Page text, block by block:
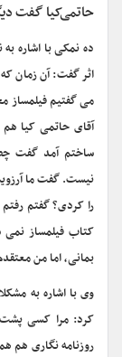
حاتمی‌کیا گفت
ده نمکی با اشاره
اثر گفت: آن زمان
می گفتیم فیلمساز
آقای حاتمی کیا
ساختم آمد گفت
نیست. گفت ما
را کردی؟ گفتم
کتاب فیلمساز نمی
بمانی، اما من
وی با اشاره به
کرد: مرا کسی پشت
روزنامه نگاری هم